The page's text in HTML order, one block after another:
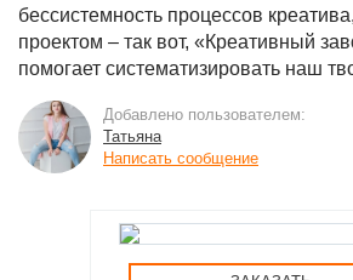
бессистемность процессов
проектом – так вот, «Креативный
помогает систематизировать наш
Добавлено пользователем:
Татьяна
Написать сообщение